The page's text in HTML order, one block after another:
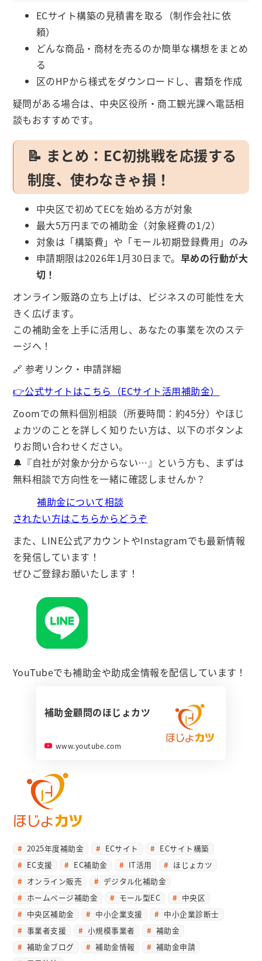
ECサイト構築の見積書を取る（制作会社に依
頼）
どんな商品・商材を売るのか簡単な構想をまとめ
る
区のHPから様式をダウンロードし、書類を作成
疑問がある場合は、中央区役所・商工観光課へ電話相
談もおすすめです。
📝 まとめ：EC初挑戦を応援する
制度、使わなきゃ損！
中央区で初めてECを始める方が対象
最大5万円までの補助金（対象経費の1/2）
対象は「構築費」や「モール初期登録費用」のみ
申請期限は2026年1月30日まで。 早めの行動が大
切！
オンライン販路の立ち上げは、ビジネスの可能性を大
きく広げます。
この補助金を上手に活用し、あなたの事業を次のステ
ージへ！
🔗 参考リンク・申請詳細
👉公式サイトはこちら（ECサイト活用補助金）
Zoomでの無料個別相談（所要時間：約45分）やほじ
ょカツのことを詳しく知りたい方は、以下のボタンよ
りお問い合わせください。
🔔『自社が対象か分からない…』という方も、まずは
無料相談で方向性を一緒に確認しませんか？
補助金について相談
されたい方はこちらからどうぞ
また、LINE公式アカウントやInstagramでも最新情報
を発信しています！
ぜひご登録お願いたします！
YouTubeでも補助金や助成金情報を配信しています！
補助金顧問のほじょカツ
www.youtube.com
2025年度補助金 ECサイト
ECサイト構築
EC支援
EC補助金 IT活用
ほじょカツ
オンライン販売
デジタル化補助金
ホームページ補助金
モール型EC
中央区
中央区補助金
中小企業支援
中小企業診断士
事業者支援
小規模事業者
補助金
補助金ブログ
補助金情報
補助金申請